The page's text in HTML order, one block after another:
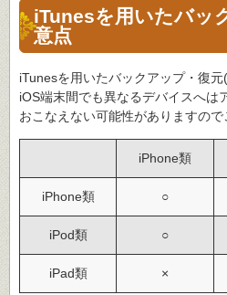
iTunesを用いたバッ
意点
iTunesを用いたバックアップ・復
iOS端末間でも異なるデバイスへは
おこなえない可能性がありますので
iPhone類
iPhone類 ○
iPod類 ○
iPad類 ×